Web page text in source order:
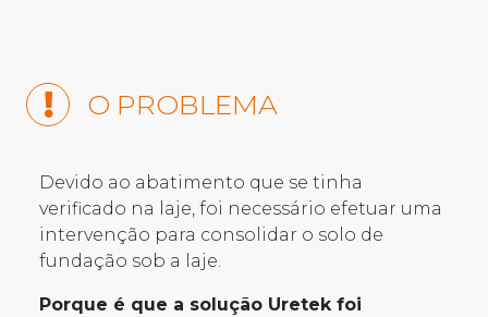
O PROBLEMA
Devido ao abatimento que se tinha
verificado na laje, foi necessário efetuar uma
intervenção para consolidar o solo de
fundação sob a laje.
Porque é que a solução Uretek foi